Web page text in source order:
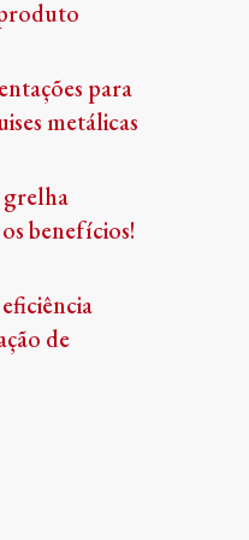
para
metálicas
grelha
benefícios!
de